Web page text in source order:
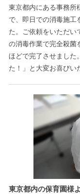
東京都内にある事務所
で、即日での消毒施工
た。ご依頼をいただい
の消毒作業で完全殺菌
ほどで完了させました
た！」と大変お喜びい
東京都内の保育園様